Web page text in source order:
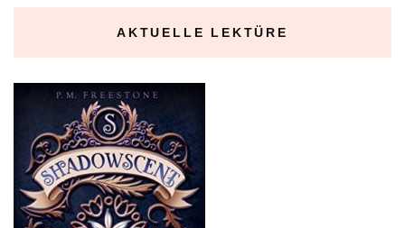
AKTUELLE LEKTÜRE